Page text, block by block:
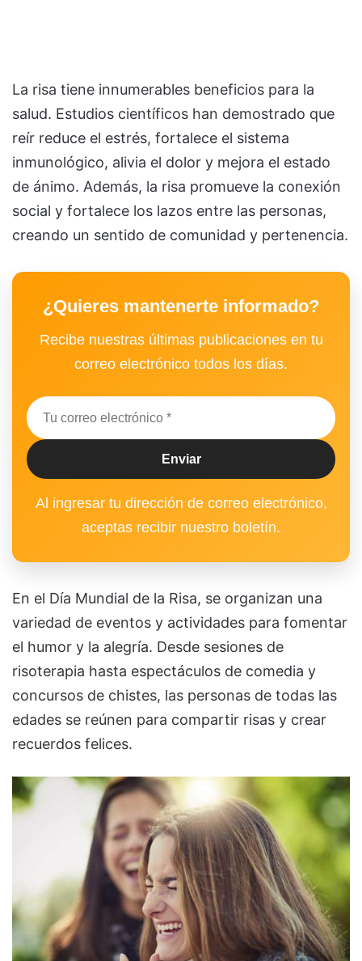
La risa tiene innumerables beneficios para la
salud. Estudios científicos han demostrado que
reír reduce el estrés, fortalece el sistema
inmunológico, alivia el dolor y mejora el estado
de ánimo. Además, la risa promueve la conexión
social y fortalece los lazos entre las personas,
creando un sentido de comunidad y pertenencia.
¿Quieres mantenerte informado?
Recibe nuestras últimas publicaciones en tu
correo electrónico todos los días.
Al ingresar tu dirección de correo electrónico,
aceptas recibir nuestro boletín.
En el Día Mundial de la Risa, se organizan una
variedad de eventos y actividades para fomentar
el humor y la alegría. Desde sesiones de
risoterapia hasta espectáculos de comedia y
concursos de chistes, las personas de todas las
edades se reúnen para compartir risas y crear
recuerdos felices.